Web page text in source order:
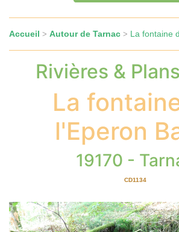
Accueil > Autour de Tarnac > La fontaine
Rivières &
La
l'Eperon
19170 -
CD1134